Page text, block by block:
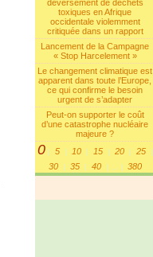
déversement de déchets
toxiques en Afrique
occidentale violemment
critiquée dans un rapport
Lancement de la Campagne
« Stop Harcelement »
Le changement climatique est
apparent dans toute l’Europe,
ce qui confirme le besoin
urgent de s’adapter
Peut-on supporter le coût
d’une catastrophe nucléaire
majeure ?
0| 5 | 10 | 15 | 20 | 25 |
30 | 35 | 40 | | 380